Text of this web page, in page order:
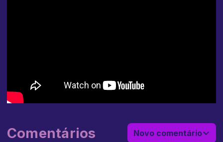
Comentários Novo comentário